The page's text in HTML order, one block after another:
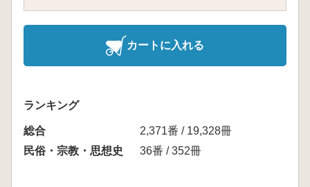
カートに入れる
ランキング
総合
2,371番 / 19,328冊
民俗・宗教・思想史
36番 / 352冊